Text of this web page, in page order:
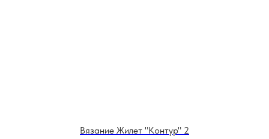
Вязание Жилет "Контур" 2